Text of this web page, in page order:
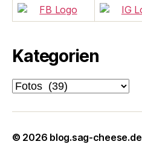
Kategorien
Kategorien
© 2026 blog.sag-cheese.de